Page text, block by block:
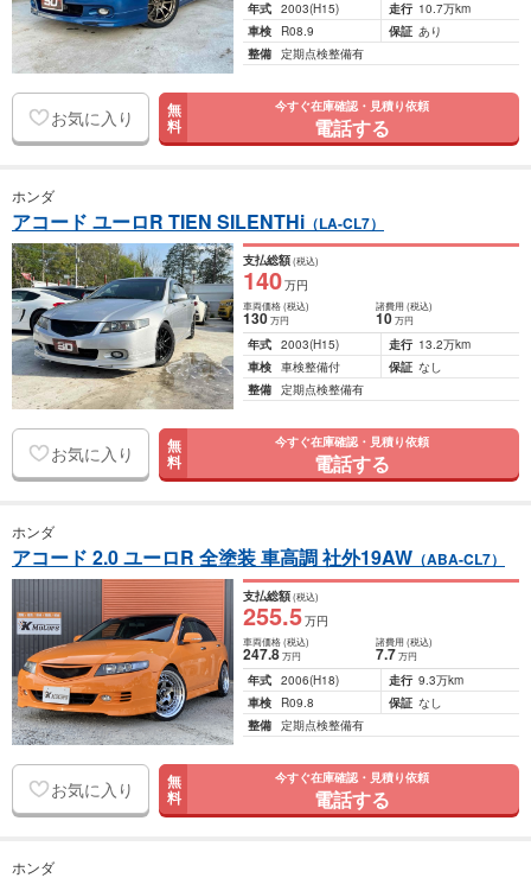
年式 2003(H15) 走行 10.7万km
車検
R08.9 保証 あり
整備 定期点検整備有
お気に入り 無
料
今すぐ在庫確認・見積り依頼
電話する
ホンダ
アコード ユーロR TIEN SILENTHi （LA-CL7）
支払総額(税込)
140万円
車両価格(税込)
130万円
諸費用 (税込)
10 万円
年式 2003(H15) 走行 13.2万km
車検 車検整備付 保証 なし
整備 定期点検整備有
お気に入り 無
料
今すぐ在庫確認・見積り依頼
電話する
ホンダ
アコード 2.0 ユーロR 全塗装 車高調 社外19AW （ABA-CL7）
支払総額(税込)
255.5万円
車両価格(税込)
247.8万円
諸費用 (税込)
7.7 万円
年式 2006(H18) 走行 9.3万km
車検
R09.8 保証 なし
整備 定期点検整備有
お気に入り 無
料
今すぐ在庫確認・見積り依頼
電話する
ホンダ